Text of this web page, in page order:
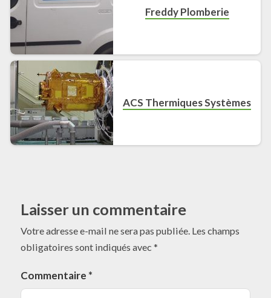
Freddy Plomberie
ACS Thermiques Systèmes
Laisser un commentaire
Votre adresse e-mail ne sera pas publiée. Les champs
obligatoires sont indiqués avec *
Commentaire *